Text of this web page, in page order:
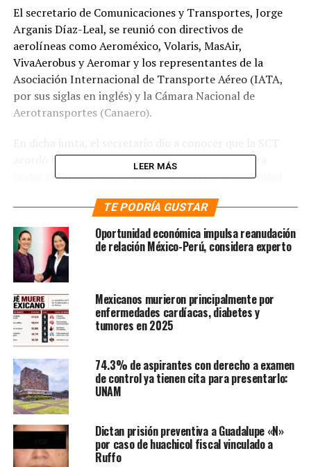
El secretario de Comunicaciones y Transportes, Jorge
Arganis Díaz-Leal, se reunió con directivos de
aerolíneas como Aeroméxico, Volaris, MasAir,
VivaAerobus y Aeromar y los representantes de la
Asociación Internacional de Transporte Aéreo (IATA,
por sus siglas en inglés) y la Cámara Nacional de
Aerotransportes (Canaero).
acordó firmar un convenio con la FFAA de EU para
poder recuperar la categoría en materia de seguridad
institución estadounidense viajará a México para iniciar
los trabajos de asistencia técnica de manera presencial.
Pese esta asesoría pactada, la Secretaría informó que
considera ya tomar algunas acciones para que le
permita a la industria aérea mexicana salir fortalecida
una vez recuperada la Categoría 1. Como primera
acción, se propone la modificación del Reglamento de la
Ley de Aviación Civil y del Reglamento para la
Expedición de Permisos, Licencias y Certificados de
Capacitación del Personal Técnico y Médico.
Te puede interesar
AMLO importancia a
degradación a seguridad
LEER MÁS
TE PODRÍA GUSTAR
Oportunidad económica impulsa reanudación
de relación México-Perú, considera experto
Mexicanos murieron principalmente por
enfermedades cardíacas, diabetes y
tumores en 2025
74.3% de aspirantes con derecho a examen
de control ya tienen cita para presentarlo:
UNAM
Dictan prisión preventiva a Guadalupe «N»
por caso de huachicol fiscal vinculado a
Ruffo